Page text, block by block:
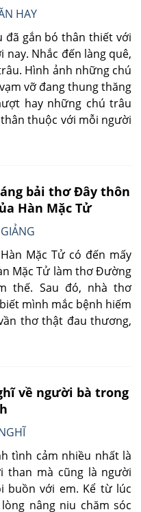
HAY
đã gắn bó thân thiết với
Nhắc đến làng quê,
Hình ảnh những chú
vỡ đang thung thăng
hay những chú trâu
thuộc với mỗi người
bải thơ Đây thôn
Hàn Mặc Tử
Mặc Tử có đến mấy
Mặc Tử làm thơ Đường
thế. Sau đó, nhà thơ
mình mắc bệnh hiếm
thơ thật đau thương,
về người bà trong
tình cảm nhiều nhất là
than mà cũng là người
buồn với em. Kể từ lúc
nâng niu chăm sóc